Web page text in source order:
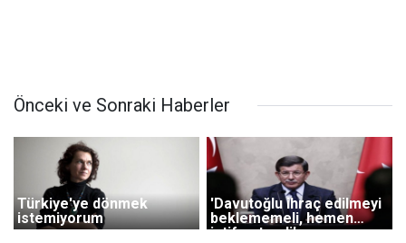
Önceki ve Sonraki Haberler
Türkiye'ye dönmek
istemiyorum
'Davutoğlu ihraç edilmeyi
beklememeli, hemen
istifa etmeli'